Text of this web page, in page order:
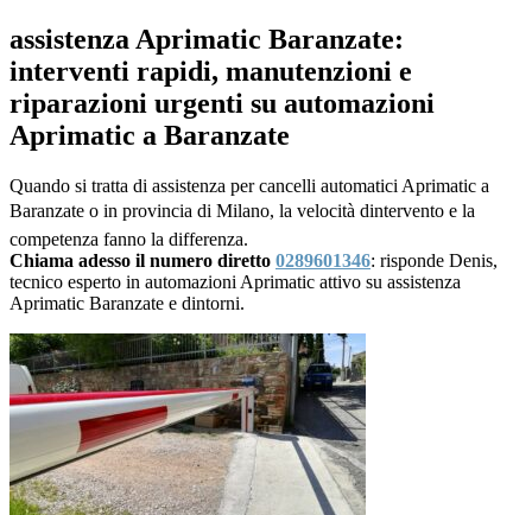
assistenza Aprimatic Baranzate:
interventi rapidi, manutenzioni e
riparazioni urgenti su automazioni
Aprimatic a Baranzate
Quando si tratta di assistenza per cancelli automatici Aprimatic a
Baranzate o in provincia di Milano, la velocità dintervento e la
competenza fanno la differenza.
Chiama adesso il numero diretto 0289601346: risponde Denis,
tecnico esperto in automazioni Aprimatic attivo su assistenza
Aprimatic Baranzate e dintorni.